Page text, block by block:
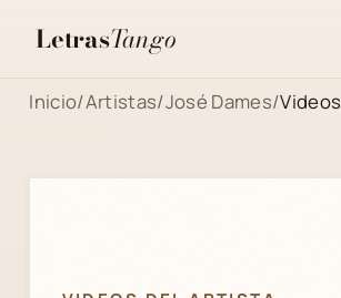
LetrasTango
Inicio/Artistas/José Dames/Videos